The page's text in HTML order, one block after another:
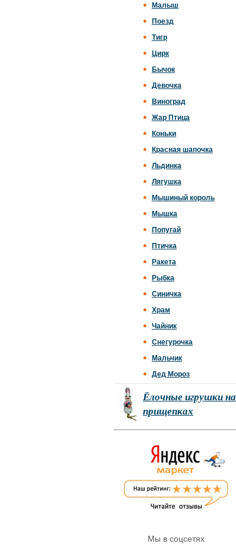
Малыш
Поезд
Тигр
Цирк
Бычок
Девочка
Виноград
Жар Птица
Коньки
Красная шапочка
Льдинка
Лягушка
Мышиный король
Мышка
Попугай
Птичка
Ракета
Рыбка
Синичка
Храм
Чайник
Снегурочка
Мальчик
Дед Мороз
Ёлочные игрушки на
прищепках
Мы в соцсетях